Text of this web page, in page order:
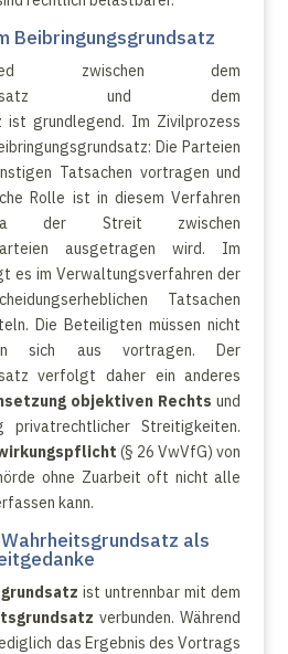
Beibringungsgrundsatz
zwischen dem
und dem
ist grundlegend. Im Zivilprozess
Die Parteien
Tatsachen vortragen und
Rolle ist in diesem Verfahren
da der Streit zwischen
ausgetragen wird. Im
es im Verwaltungsverfahren der
Tatsachen
Die Beteiligten müssen nicht
sich aus vortragen. Der
verfolgt daher ein anderes
objektiven Rechts und
Streitigkeiten.
(§ 26 VwVfG) von
ohne Zuarbeit oft nicht alle
kann.
als
ist untrennbar mit dem
verbunden. Während
das Ergebnis des Vortrags